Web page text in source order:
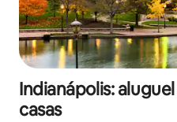
Indianápolis:
casas